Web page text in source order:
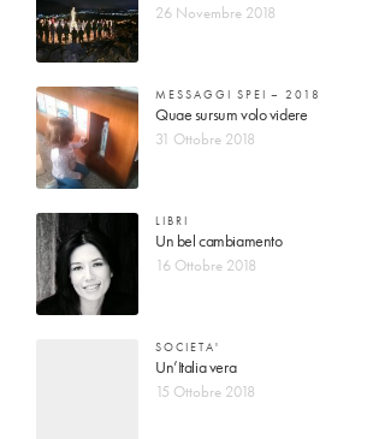
26 Novembre 2018
MESSAGGI SPEI – 2018
Quae sursum volo videre
31 Ottobre 2018
LIBRI
Un bel cambiamento
16 Ottobre 2018
SOCIETA'
Un’Italia vera
15 Ottobre 2018